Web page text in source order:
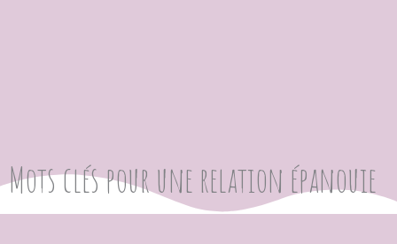
Mots clés pour une relation épanouie